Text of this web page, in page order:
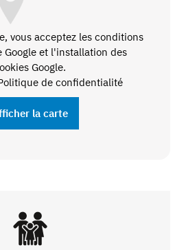
vous acceptez les conditions
et l'installation des
Google.
de confidentialité
la carte